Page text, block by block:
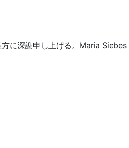
に深謝申し上げる。Maria